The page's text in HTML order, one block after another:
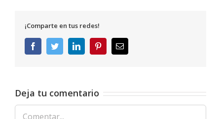
¡Comparte en tus redes!
FacebookTwitterLinkedInPinterestCorreo
electrónico
Deja tu comentario
Comentar